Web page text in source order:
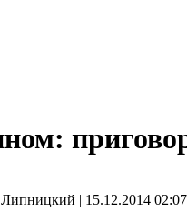
| 15.12.2014